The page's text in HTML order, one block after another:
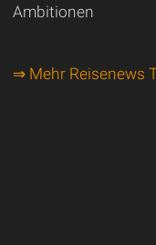
Ambitionen
⇒ Mehr Reisenews